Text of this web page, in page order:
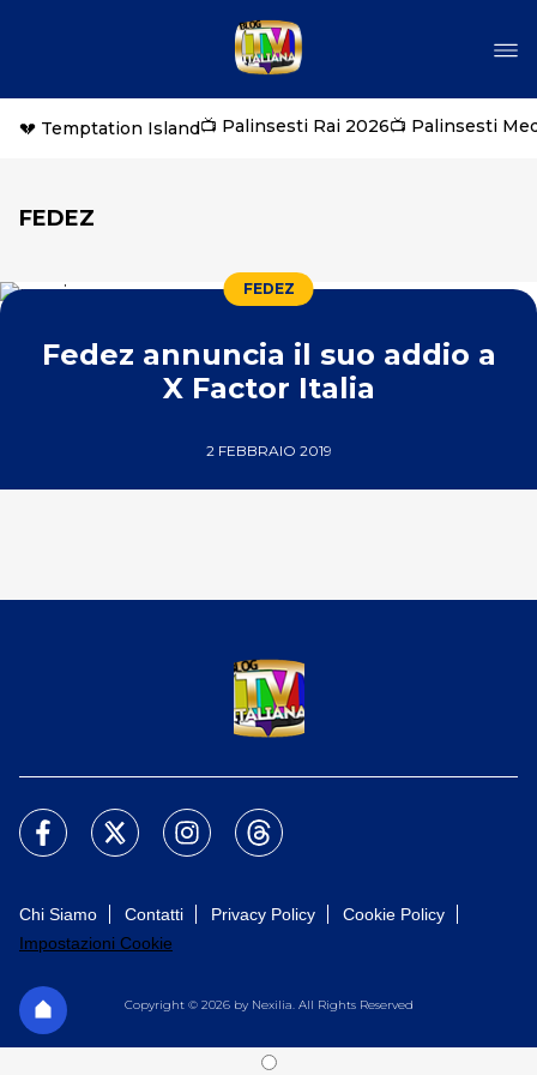
💔 Temptation Island📺 Palinsesti Rai 2026📺 Palinsesti
FEDEZ
FEDEZ
Fedez annuncia il suo addio a
X Factor Italia
2 FEBBRAIO 2019
Chi Siamo Contatti Privacy Policy
Cookie Policy
Impostazioni Cookie
Copyright © 2026 by Nexilia. All Rights Reserved